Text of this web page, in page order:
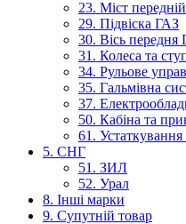
23. Міст
29. Підвіска ГАЗ
30. Вісь передня
31. Колеса та
34. Рульове
35. Гальмівна
37.
50. Кабіна та
61.
5. СНГ
51. ЗИЛ
52. Урал
8. Інші марки
9. Супутній товар